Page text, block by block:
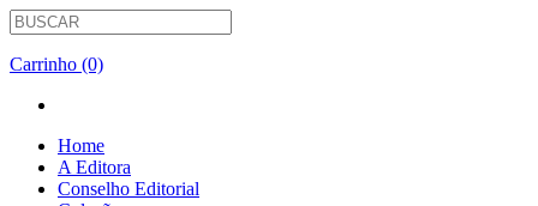
Carrinho (0)
Home
A Editora
Conselho Editorial